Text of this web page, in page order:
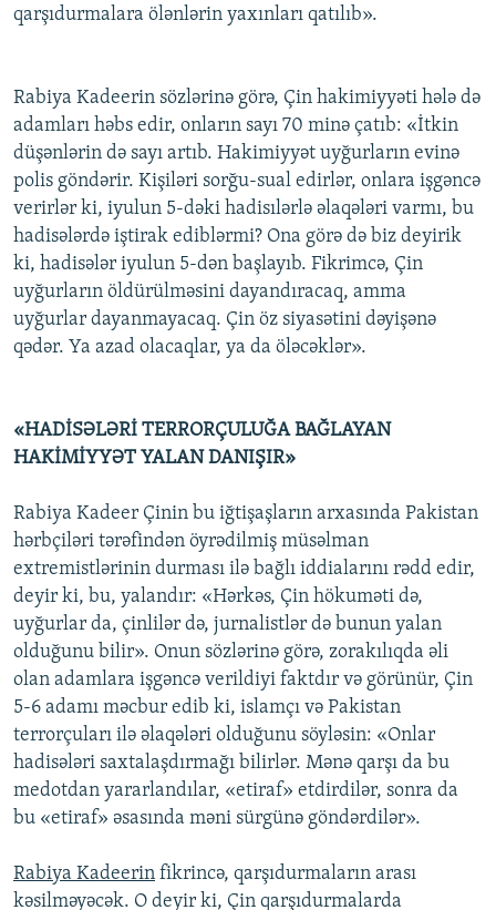
qarşıdurmalara ölənlərin yaxınları qatılıb».
Rabiya Kadeerin sözlərinə görə, Çin hakimiyyəti hələ də
adamları həbs edir, onların sayı 70 minə çatıb: «İtkin
düşənlərin də sayı artıb. Hakimiyyət uyğurların evinə
polis göndərir. Kişiləri sorğu-sual edirlər, onlara işgəncə
verirlər ki, iyulun 5-dəki hadisılərlə əlaqələri varmı, bu
hadisələrdə iştirak ediblərmi? Ona görə də biz deyirik
ki, hadisələr iyulun 5-dən başlayıb. Fikrimcə, Çin
uyğurların öldürülməsini dayandıracaq, amma
uyğurlar dayanmayacaq. Çin öz siyasətini dəyişənə
qədər. Ya azad olacaqlar, ya da öləcəklər».
«HADİSƏLƏRİ TERRORÇULUĞA BAĞLAYAN
HAKİMİYYƏT YALAN DANIŞIR»
Rabiya Kadeer Çinin bu iğtişaşların arxasında Pakistan
hərbçiləri tərəfindən öyrədilmiş müsəlman
extremistlərinin durması ilə bağlı iddialarını rədd edir,
deyir ki, bu, yalandır: «Hərkəs, Çin hökuməti də,
uyğurlar da, çinlilər də, jurnalistlər də bunun yalan
olduğunu bilir». Onun sözlərinə görə, zorakılıqda əli
olan adamlara işgəncə verildiyi faktdır və görünür, Çin
5-6 adamı məcbur edib ki, islamçı və Pakistan
terrorçuları ilə əlaqələri olduğunu söyləsin: «Onlar
hadisələri saxtalaşdırmağı bilirlər. Mənə qarşı da bu
medotdan yararlandılar, «etiraf» etdirdilər, sonra da
bu «etiraf» əsasında məni sürgünə göndərdilər».
Rabiya Kadeerin fikrincə, qarşıdurmaların arası
kəsilməyəcək. O deyir ki, Çin qarşıdurmalarda